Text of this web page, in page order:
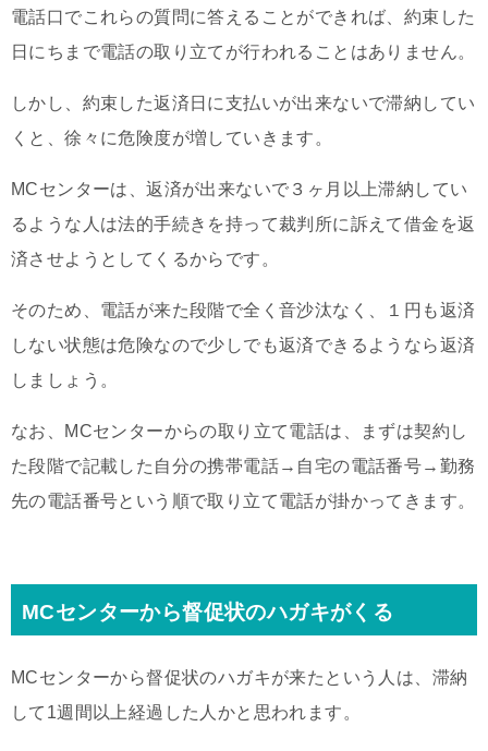
電話口でこれらの質問に答えることができれば、約束した
日にちまで電話の取り立てが行われることはありません。
しかし、約束した返済日に支払いが出来ないで滞納してい
くと、徐々に危険度が増していきます。
MCセンターは、返済が出来ないで３ヶ月以上滞納してい
るような人は法的手続きを持って裁判所に訴えて借金を返
済させようとしてくるからです。
そのため、電話が来た段階で全く音沙汰なく、１円も返済
しない状態は危険なので少しでも返済できるようなら返済
しましょう。
なお、MCセンターからの取り立て電話は、まずは契約し
た段階で記載した自分の携帯電話→自宅の電話番号→勤務
先の電話番号という順で取り立て電話が掛かってきます。
MCセンターから督促状のハガキがくる
MCセンターから督促状のハガキが来たという人は、滞納
して1週間以上経過した人かと思われます。